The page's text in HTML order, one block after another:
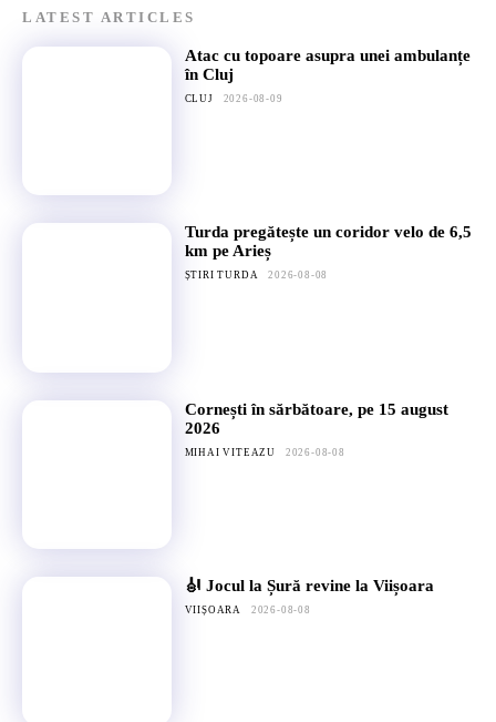
LATEST ARTICLES
Atac cu topoare asupra unei ambulanțe
în Cluj
CLUJ 2026-08-09
Turda pregătește un coridor velo de 6,5
km pe Arieș
ȘTIRI TURDA 2026-08-08
Cornești în sărbătoare, pe 15 august
2026
MIHAI VITEAZU 2026-08-08
🎻 Jocul la Șură revine la Viișoara
VIIȘOARA 2026-08-08